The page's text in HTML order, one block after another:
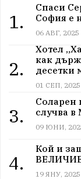
1.
Спаси
София е
06 АВГ, 2025
2.
Хотел
как
десетки
01 СЕП, 2025
3.
Соларен
случва в
09 ЮНИ,
4.
Кой и
19 ЯНУ, 2025